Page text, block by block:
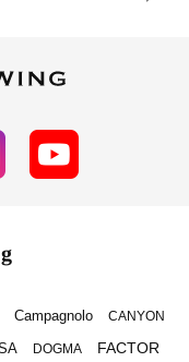
Campagnolo CANYON
DOGMA FACTOR